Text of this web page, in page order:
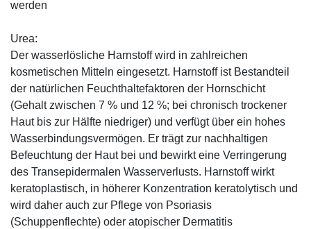
werden
Urea:
Der wasserlösliche Harnstoff wird in zahlreichen
kosmetischen Mitteln eingesetzt. Harnstoff ist Bestandteil
der natürlichen Feuchthaltefaktoren der Hornschicht
(Gehalt zwischen 7 % und 12 %; bei chronisch trockener
Haut bis zur Hälfte niedriger) und verfügt über ein hohes
Wasserbindungsvermögen. Er trägt zur nachhaltigen
Befeuchtung der Haut bei und bewirkt eine Verringerung
des Transepidermalen Wasserverlusts. Harnstoff wirkt
keratoplastisch, in höherer Konzentration keratolytisch und
wird daher auch zur Pflege von Psoriasis
(Schuppenflechte) oder atopischer Dermatitis